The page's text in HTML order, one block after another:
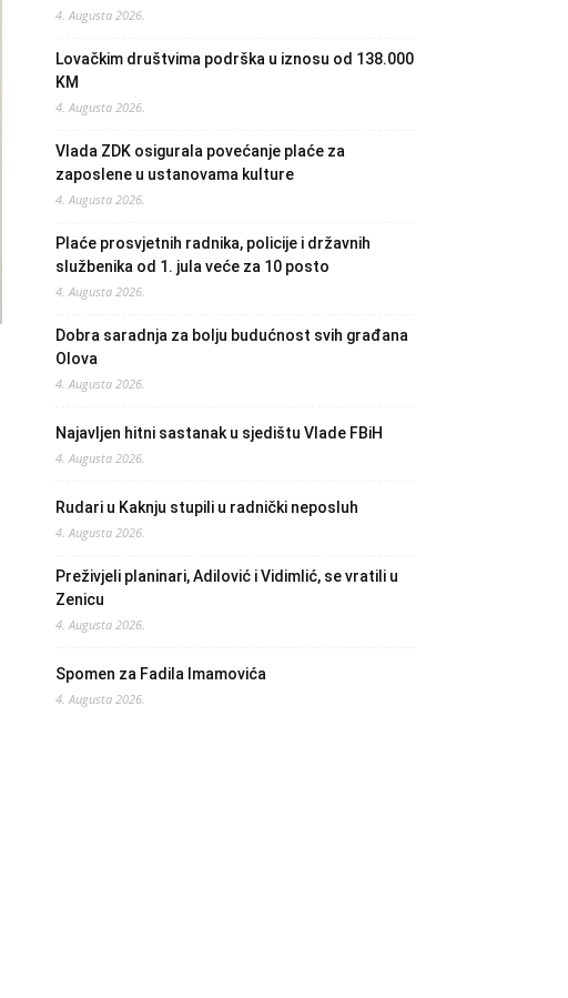
4. Augusta 2026.
Lovačkim društvima podrška u iznosu od 138.000
KM
4. Augusta 2026.
Vlada ZDK osigurala povećanje plaće za
zaposlene u ustanovama kulture
4. Augusta 2026.
Plaće prosvjetnih radnika, policije i državnih
službenika od 1. jula veće za 10 posto
4. Augusta 2026.
Dobra saradnja za bolju budućnost svih građana
Olova
4. Augusta 2026.
Najavljen hitni sastanak u sjedištu Vlade FBiH
4. Augusta 2026.
Rudari u Kaknju stupili u radnički neposluh
4. Augusta 2026.
Preživjeli planinari, Adilović i Vidimlić, se vratili u
Zenicu
4. Augusta 2026.
Spomen za Fadila Imamovića
4. Augusta 2026.